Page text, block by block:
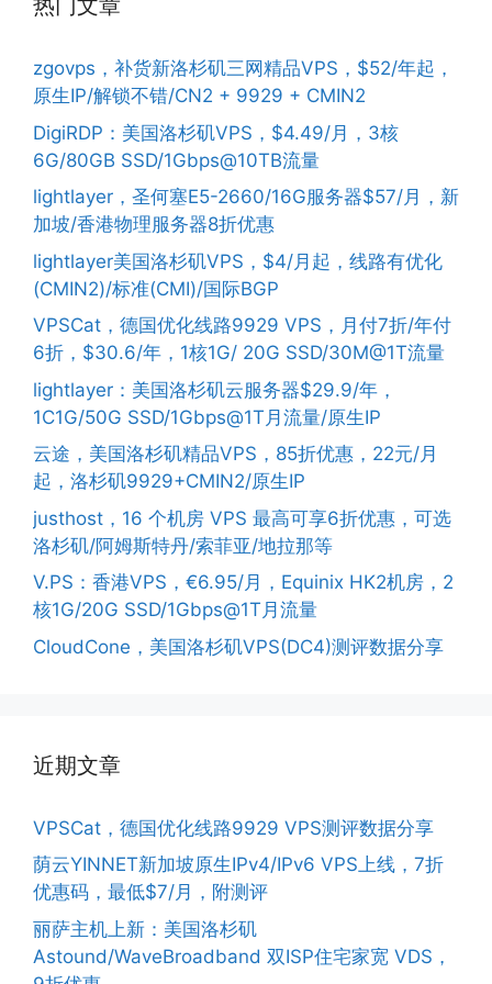
热门文章
zgovps，补货新洛杉矶三网精品VPS，$52/年起，
原生IP/解锁不错/CN2 + 9929 + CMIN2
DigiRDP：美国洛杉矶VPS，$4.49/月，3核
6G/80GB SSD/1Gbps@10TB流量
lightlayer，圣何塞E5-2660/16G服务器$57/月，新
加坡/香港物理服务器8折优惠
lightlayer美国洛杉矶VPS，$4/月起，线路有优化
(CMIN2)/标准(CMI)/国际BGP
VPSCat，德国优化线路9929 VPS，月付7折/年付
6折，$30.6/年，1核1G/ 20G SSD/30M@1T流量
lightlayer：美国洛杉矶云服务器$29.9/年，
1C1G/50G SSD/1Gbps@1T月流量/原生IP
云途，美国洛杉矶精品VPS，85折优惠，22元/月
起，洛杉矶9929+CMIN2/原生IP
justhost，16 个机房 VPS 最高可享6折优惠，可选
洛杉矶/阿姆斯特丹/索菲亚/地拉那等
V.PS：香港VPS，€6.95/月，Equinix HK2机房，2
核1G/20G SSD/1Gbps@1T月流量
CloudCone，美国洛杉矶VPS(DC4)测评数据分享
近期文章
VPSCat，德国优化线路9929 VPS测评数据分享
荫云YINNET新加坡原生IPv4/IPv6 VPS上线，7折
优惠码，最低$7/月，附测评
丽萨主机上新：美国洛杉矶
Astound/WaveBroadband 双ISP住宅家宽 VDS，